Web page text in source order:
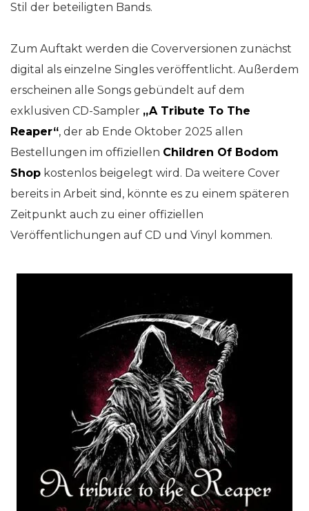
Stil der beteiligten Bands.
Zum Auftakt werden die Coverversionen zunächst
digital als einzelne Singles veröffentlicht. Außerdem
erscheinen alle Songs gebündelt auf dem
exklusiven CD-Sampler „A Tribute To The
Reaper“, der ab Ende Oktober 2025 allen
Bestellungen im offiziellen Children Of Bodom
Shop kostenlos beigelegt wird. Da weitere Cover
bereits in Arbeit sind, könnte es zu einem späteren
Zeitpunkt auch zu einer offiziellen
Veröffentlichungen auf CD und Vinyl kommen.